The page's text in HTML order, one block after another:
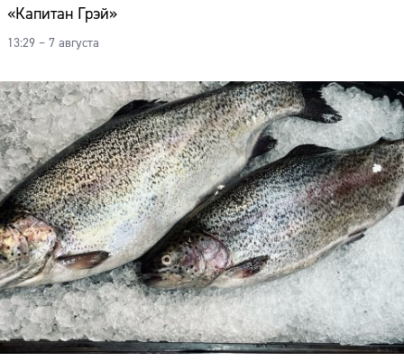
«Капитан Грэй»
13:29 – 7 августа